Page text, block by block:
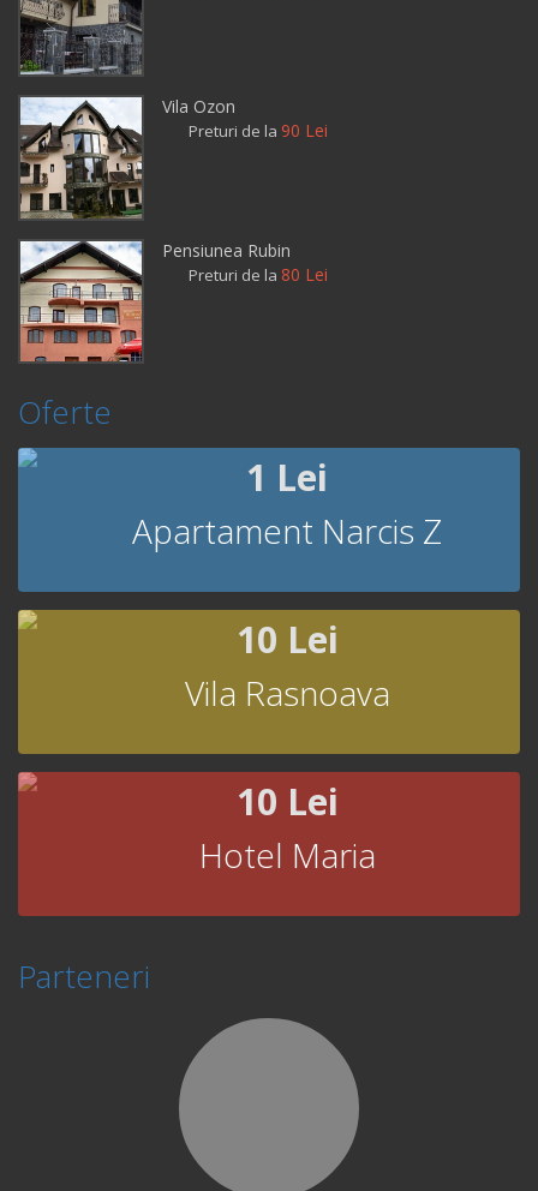
Vila Ozon
Preturi de la 90 Lei
Pensiunea Rubin
Preturi de la 80 Lei
Oferte
1 Lei
Apartament Narcis Z
10 Lei
Vila Rasnoava
10 Lei
Hotel Maria
Parteneri